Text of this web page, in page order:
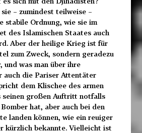
– zumindest teilweise –
stabile Ordnung, wie sie im
des Islamischen Staates auch
Aber der heilige Krieg ist für
zum Zweck, sondern geradezu
und was man über ihre
auch die Pariser Attentäter
dem Klischee des armen
seinen großen Auftritt notfalls
hat, aber auch bei den
landen können, wie ein reuiger
kürzlich bekannte. Vielleicht ist